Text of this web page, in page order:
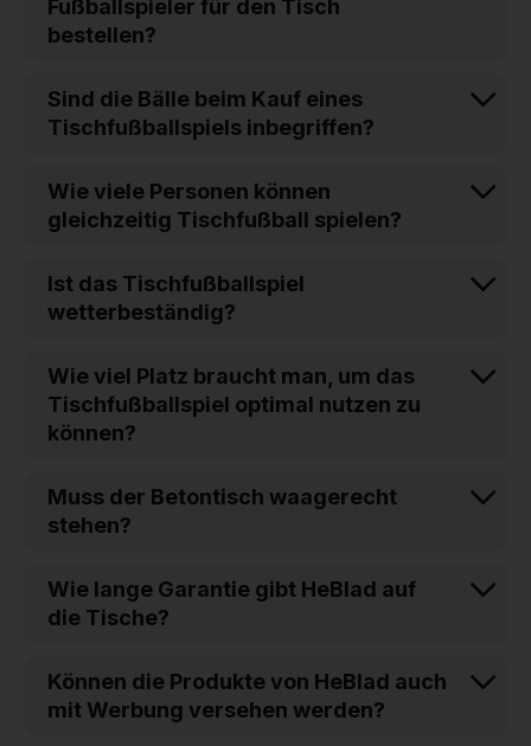
Fußballspieler für den Tisch
bestellen?
Sind die Bälle beim Kauf eines
Tischfußballspiels inbegriffen?
Wie viele Personen können
gleichzeitig Tischfußball spielen?
Ist das Tischfußballspiel
wetterbeständig?
Wie viel Platz braucht man, um das
Tischfußballspiel optimal nutzen zu
können?
Muss der Betontisch waagerecht
stehen?
Wie lange Garantie gibt HeBlad auf
die Tische?
Können die Produkte von HeBlad auch
mit Werbung versehen werden?